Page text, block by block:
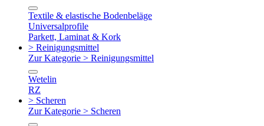
Textile & elastische Bodenbeläge
Universalprofile
Parkett, Laminat & Kork
> Reinigungsmittel
Zur Kategorie > Reinigungsmittel
Wetelin
RZ
> Scheren
Zur Kategorie > Scheren